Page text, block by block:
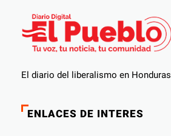
El diario del liberalismo en Honduras
ENLACES DE INTERES